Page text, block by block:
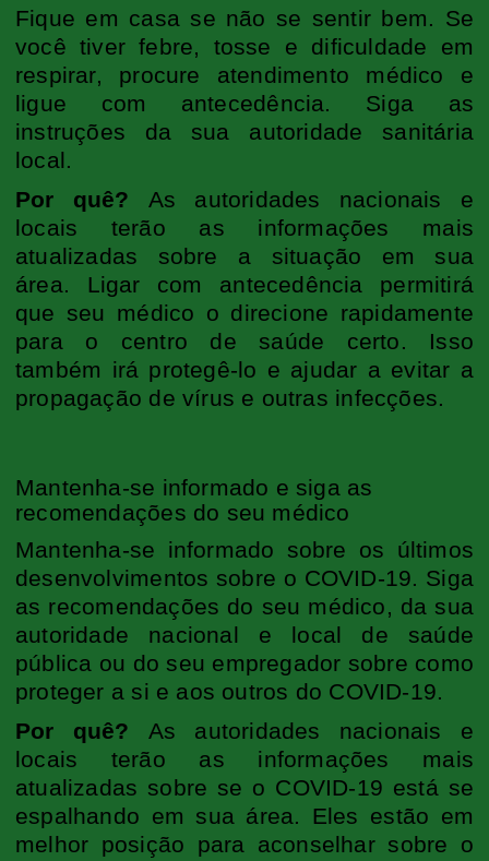
Fique em casa se não se sentir bem. Se
você tiver febre, tosse e dificuldade em
respirar, procure atendimento médico e
ligue com antecedência. Siga as
instruções da sua autoridade sanitária
local.
Por quê? As autoridades nacionais e
locais terão as informações mais
atualizadas sobre a situação em sua
área. Ligar com antecedência permitirá
que seu médico o direcione rapidamente
para o centro de saúde certo. Isso
também irá protegê-lo e ajudar a evitar a
propagação de vírus e outras infecções.
Mantenha-se informado e siga as
recomendações do seu médico
Mantenha-se informado sobre os últimos
desenvolvimentos sobre o COVID-19. Siga
as recomendações do seu médico, da sua
autoridade nacional e local de saúde
pública ou do seu empregador sobre como
proteger a si e aos outros do COVID-19.
Por quê? As autoridades nacionais e
locais terão as informações mais
atualizadas sobre se o COVID-19 está se
espalhando em sua área. Eles estão em
melhor posição para aconselhar sobre o